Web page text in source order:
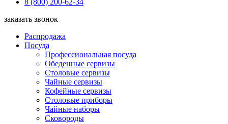
8 (800) 200-62-34
заказать звонок
Распродажа
Посуда
Профессиональная посуда
Обеденные сервизы
Столовые сервизы
Чайные сервизы
Кофейные сервизы
Столовые приборы
Чайные наборы
Сковороды